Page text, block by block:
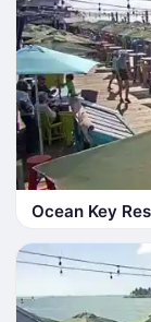
Ocean Key